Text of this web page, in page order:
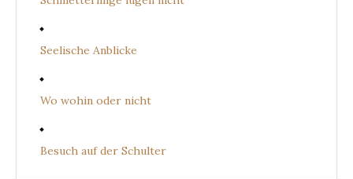
Seelische Anblicke
Wo wohin oder nicht
Besuch auf der Schulter